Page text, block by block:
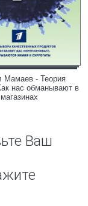
Мамаев - Теория
нас обманывают в
магазинах
Ваш